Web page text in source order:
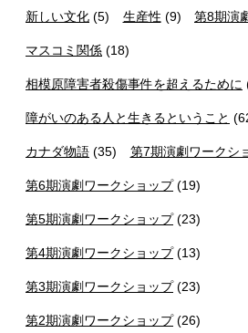
新しい文化 (5) 生産性 (9) 第8期演
マスコミ関係 (18)
相模原障害者殺傷事件を超えるために
障がいのある人と生きるということ
カナダ物語 (35) 第7期演劇ワークシ
第6期演劇ワークショップ(19)
第5期演劇ワークショップ(23)
第4期演劇ワークショップ(13)
第3期演劇ワークショップ(23)
第2期演劇ワークショップ(26)